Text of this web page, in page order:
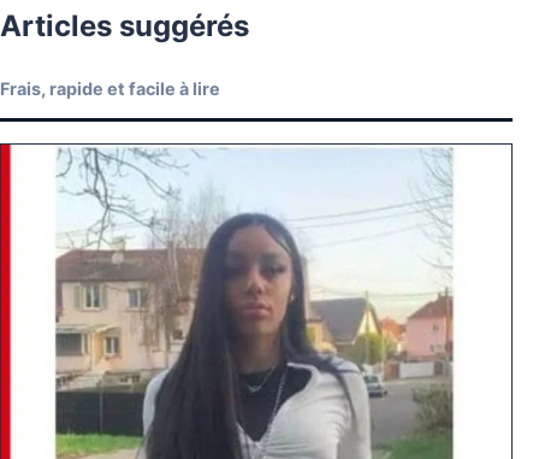
Articles suggérés
Frais, rapide et facile à lire